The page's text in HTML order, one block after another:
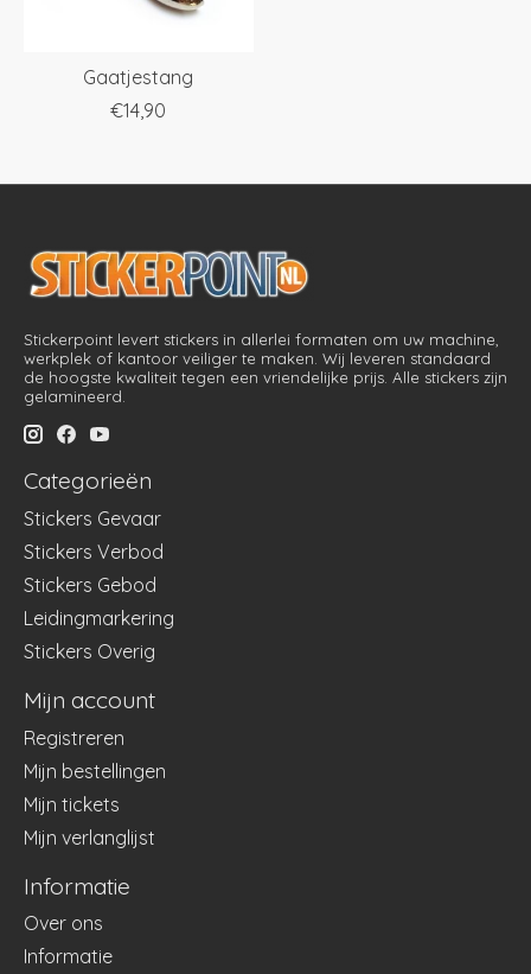
Gaatjestang
€14,90
Stickerpoint levert stickers in allerlei formaten om uw machine,
werkplek of kantoor veiliger te maken. Wij leveren standaard
de hoogste kwaliteit tegen een vriendelijke prijs. Alle stickers zijn
gelamineerd.
Categorieën
Stickers Gevaar
Stickers Verbod
Stickers Gebod
Leidingmarkering
Stickers Overig
Mijn account
Registreren
Mijn bestellingen
Mijn tickets
Mijn verlanglijst
Informatie
Over ons
Informatie